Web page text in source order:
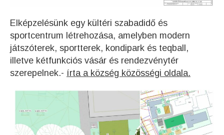
Elképzelésünk egy kültéri szabadidő és
sportcentrum létrehozása, amelyben modern
játszóterek, sportterek, kondipark és teqball,
illetve kétfunkciós vásár és rendezvénytér
szerepelnek.- írta a község közösségi oldala.